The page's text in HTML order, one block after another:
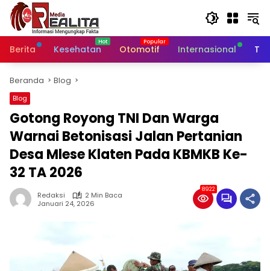
Langsung
konten
Berita
Kesehatan Otomotif Internasional
Beranda Blog
Blog
Gotong Royong TNI Dan Warga
Warnai Betonisasi Jalan Pertanian
Desa Mlese Klaten Pada KBMKB Ke-
32 TA 2026
Redaksi
2 Min Baca
Januari 24, 2026
8922